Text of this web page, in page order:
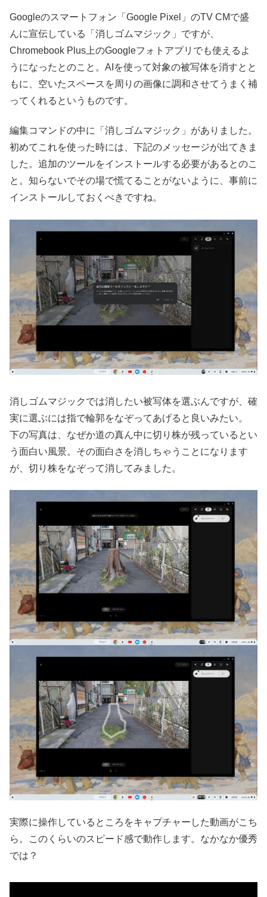
Googleのスマートフォン「Google Pixel」のTV CMで盛
んに宣伝している「消しゴムマジック」ですが、
Chromebook Plus上のGoogleフォトアプリでも使えるよ
うになったとのこと。AIを使って対象の被写体を消すとと
もに、空いたスペースを周りの画像に調和させてうまく補
ってくれるというものです。
編集コマンドの中に「消しゴムマジック」がありました。
初めてこれを使った時には、下記のメッセージが出てきま
した。追加のツールをインストールする必要があるとのこ
と。知らないでその場で慌てることがないように、事前に
インストールしておくべきですね。
消しゴムマジックでは消したい被写体を選ぶんですが、確
実に選ぶには指で輪郭をなぞってあげると良いみたい。
下の写真は、なぜか道の真ん中に切り株が残っているとい
う面白い風景。その面白さを消しちゃうことになります
が、切り株をなぞって消してみました。
実際に操作しているところをキャプチャーした動画がこち
ら。このくらいのスピード感で動作します。なかなか優秀
では？